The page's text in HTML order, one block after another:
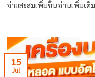
จ่ายสะสมเพิ่มขึ้นอ่านเพิ่มเติม
15
Jul